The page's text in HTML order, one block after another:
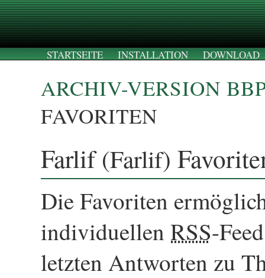
STARTSEITE INSTALLATION DOWNLOAD
ARCHIV-VERSION
FAVORITEN
Farlif(Farlif)
Die Favoriten
individuellen RSS-
letzten Antworten zu